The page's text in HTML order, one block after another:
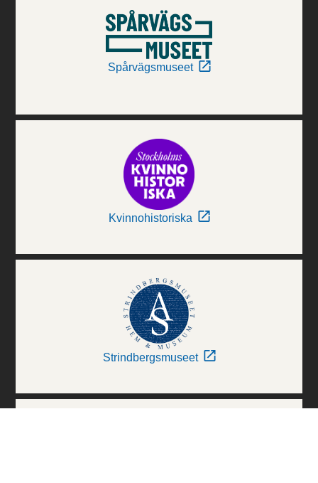
Spårvägsmuseet
Kvinnohistoriska
Strindbergsmuseet